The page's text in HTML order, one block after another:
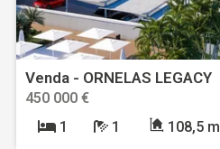
Venda - ORNELAS LEGACY
450 000 €
1
1 108,5 m